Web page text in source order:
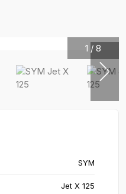
1 / 8
SYM
Jet X 125